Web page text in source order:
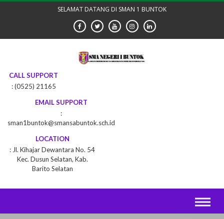
SELAMAT DATANG DI SMAN 1 BUNTOK
CALL SUPPORT
(0525) 21165
EMAIL SUPPORT
sman1buntok@smansabuntok.sch.id
LOCATION
Jl. Kihajar Dewantara No. 54
Kec. Dusun Selatan, Kab.
Barito Selatan